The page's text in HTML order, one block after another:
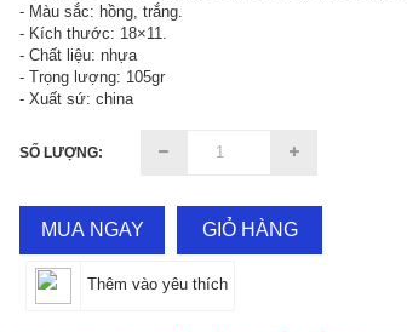
- Màu sắc: hồng, trắng.
- Kích thước: 18×11.
- Chất liệu: nhựa
- Trọng lượng: 105gr
- Xuất sứ: china
SỐ LƯỢNG:
MUA NGAY GIỎ HÀNG
Thêm vào yêu thích